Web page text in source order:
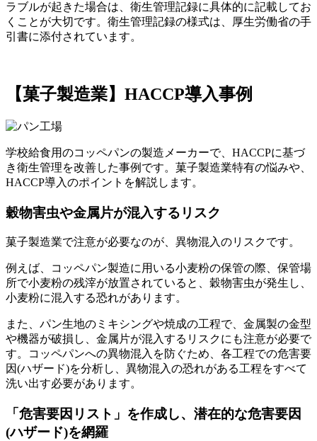
ラブルが起きた場合は、衛生管理記録に具体的に記載してお
くことが大切です。衛生管理記録の様式は、厚生労働省の手
引書に添付されています。
【菓子製造業】HACCP導入事例
学校給食用のコッペパンの製造メーカーで、HACCPに基づ
き衛生管理を改善した事例です。菓子製造業特有の悩みや、
HACCP導入のポイントを解説します。
穀物害虫や金属片が混入するリスク
菓子製造業で注意が必要なのが、異物混入のリスクです。
例えば、コッペパン製造に用いる小麦粉の保管の際、保管場
所で小麦粉の残滓が放置されていると、穀物害虫が発生し、
小麦粉に混入する恐れがあります。
また、パン生地のミキシングや焼成の工程で、金属製の金型
や機器が破損し、金属片が混入するリスクにも注意が必要で
す。コッペパンへの異物混入を防ぐため、各工程での危害要
因(ハザード)を分析し、異物混入の恐れがある工程をすべて
洗い出す必要があります。
「危害要因リスト」を作成し、潜在的な危害要因
(ハザード)を網羅